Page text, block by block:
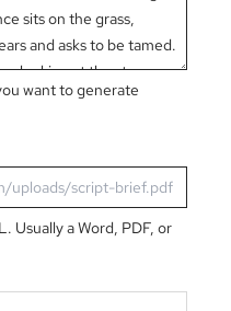
want to generate
Usually a Word, PDF, or